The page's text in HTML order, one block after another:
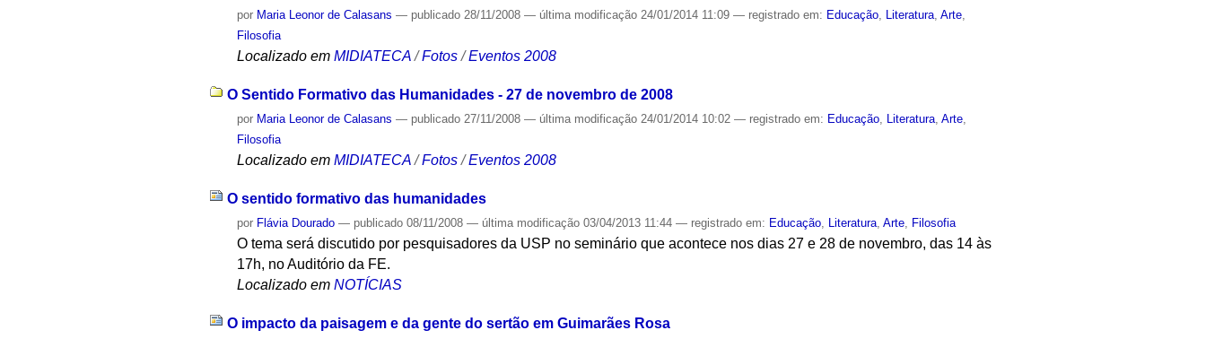
por Maria Leonor de Calasans — publicado 28/11/2008— última modificação 24/01/2014 11:09— registrado em: Educação, Literatura,Arte,
Filosofia
Localizado em MIDIATECA /Fotos /Eventos 2008
O Sentido Formativo das Humanidades - 27 de novembro de 2008
por Maria Leonor de Calasans — publicado 27/11/2008— última modificação 24/01/2014 10:02— registrado em: Educação, Literatura,Arte,
Filosofia
Localizado em MIDIATECA /Fotos /Eventos 2008
O sentido formativo das humanidades
por Flávia Dourado — publicado 08/11/2008— última modificação 03/04/2013 11:44— registrado em: Educação Literatura ,Arte Filosofia
O tema será discutido por pesquisadores da USP no seminário que acontece nos dias 27 e 28 de novembro, das 14 às
17h, no Auditório da FE.
Localizado em NOTÍCIAS
O impacto da paisagem e da gente do sertão em Guimarães Rosa